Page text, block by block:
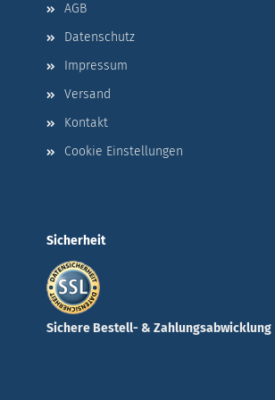
AGB
Datenschutz
Impressum
Versand
Kontakt
Cookie Einstellungen
Sicherheit
Sichere Bestell- & Zahlungsabwicklung